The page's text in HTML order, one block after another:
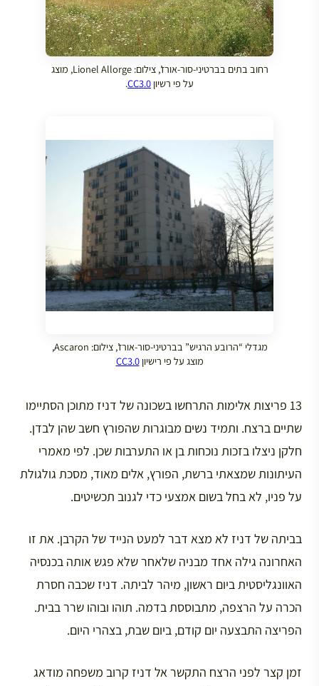
רחוב בתים בברטיני-סור-אורז’, צילום: Lionel Allorge, מוצג
על פי רשיון CC3.0
.
מגדלי “הרובע הרגיש” בברטיני-סור-אורז’, צילום: Ascaron,
מוצג על פי רישיוןCC3.0
13 פריצות אלימות התרחשו בשכונה של דניז מתוכן הסתיימו
שתיים ברצח. ותמיד נשים מבוגרות שהפורץ חשב שהן לבדן.
חלקן ניצלו בזכות נוכחות בן או התערבות שכן. לפי מאמרי
העיתונות שמצאתי ברשת, הפורץ, אלים מאוד, מסכת גולגולת
על פניו, לא בחל בשום אמצעי כדי לגנוב תכשיטים.
בביתה של דניז לא מצא דבר למעט הנייד של הקרבן. את זו
האחרונה גילה אחד מבניה שלאחר שלא פגש אותה בכנסיה
האוונגליסטית ביום ראשון, מיהר לביתה. דניז שכבה חסרת
הכרה על הרצפה, מתבוססת בדמה. תוהו ובוהו שרר בבית.
הפריצה התבצעה יום קודם, ביום שבת, בצהרי היום.
זמן קצר לפני הרצח התקשר אל דניז קרוב משפחה מודאג